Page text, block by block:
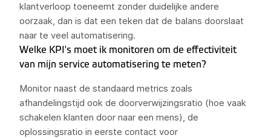
klantverloop toeneemt zonder duidelijke andere
oorzaak, dan is dat een teken dat de balans doorslaat
naar te veel automatisering.
Welke KPI's moet ik monitoren om de effectiviteit
van mijn service automatisering te meten?
Monitor naast de standaard metrics zoals
afhandelingstijd ook de doorverwijzingsratio (hoe vaak
schakelen klanten door naar een mens), de
oplossingsratio in eerste contact voor